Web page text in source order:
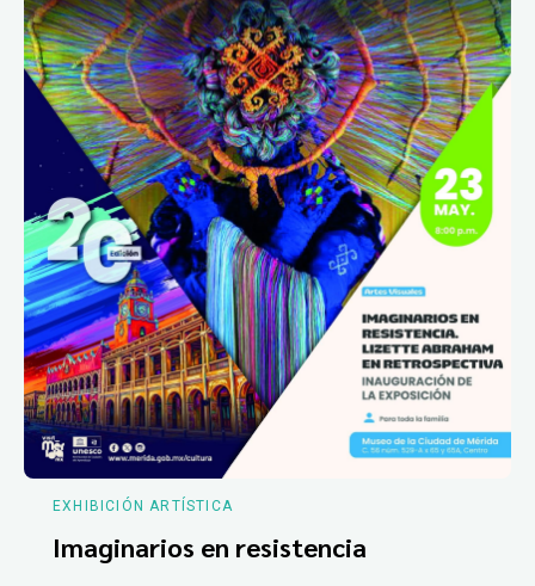
EXHIBICIÓN ARTÍSTICA
Imaginarios en resistencia